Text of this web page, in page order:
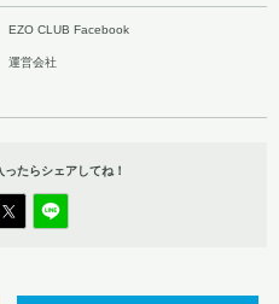
EZO CLUB Facebook
運営会社
ったらシェアしてね！